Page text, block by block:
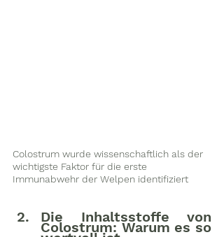
Colostrum wurde wissenschaftlich als der
wichtigste Faktor für die erste
Immunabwehr der Welpen identifiziert
Die Inhaltsstoffe von
Colostrum: Warum es so